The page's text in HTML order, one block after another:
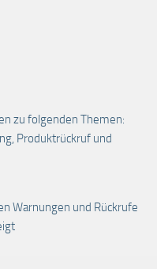
zu folgenden Themen:
Produktrückruf und
Warnungen und Rückrufe